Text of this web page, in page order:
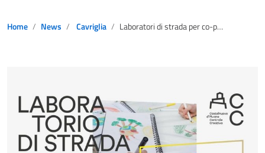
Home News Cavriglia Laboratori di strada per co-progettare la rigenerazione di Castelnuovo d’Avane